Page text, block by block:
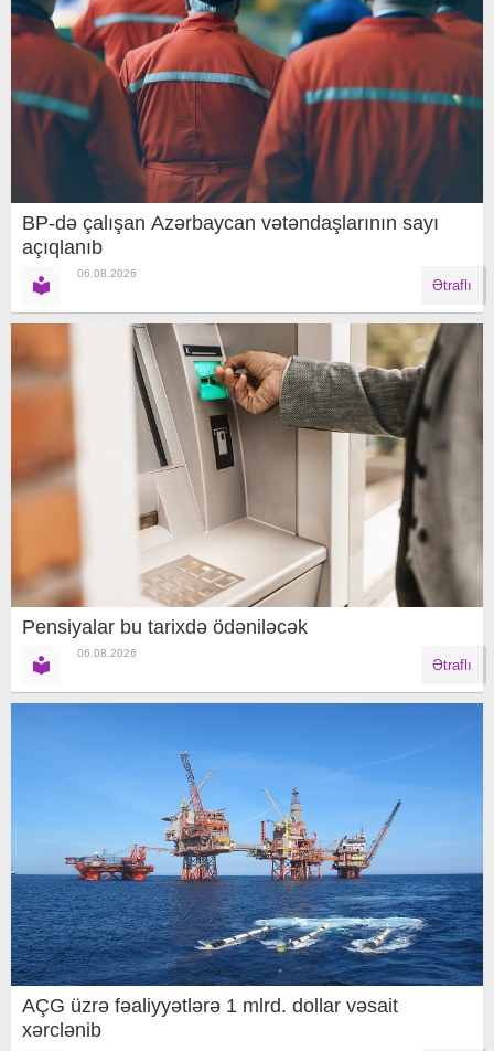
BP-də çalışan Azərbaycan vətəndaşlarının sayı
açıqlanıb
06.08.2026
Ətraflı
Pensiyalar bu tarixdə ödəniləcək
06.08.2026
Ətraflı
AÇG üzrə fəaliyyətlərə 1 mlrd. dollar vəsait
xərclənib